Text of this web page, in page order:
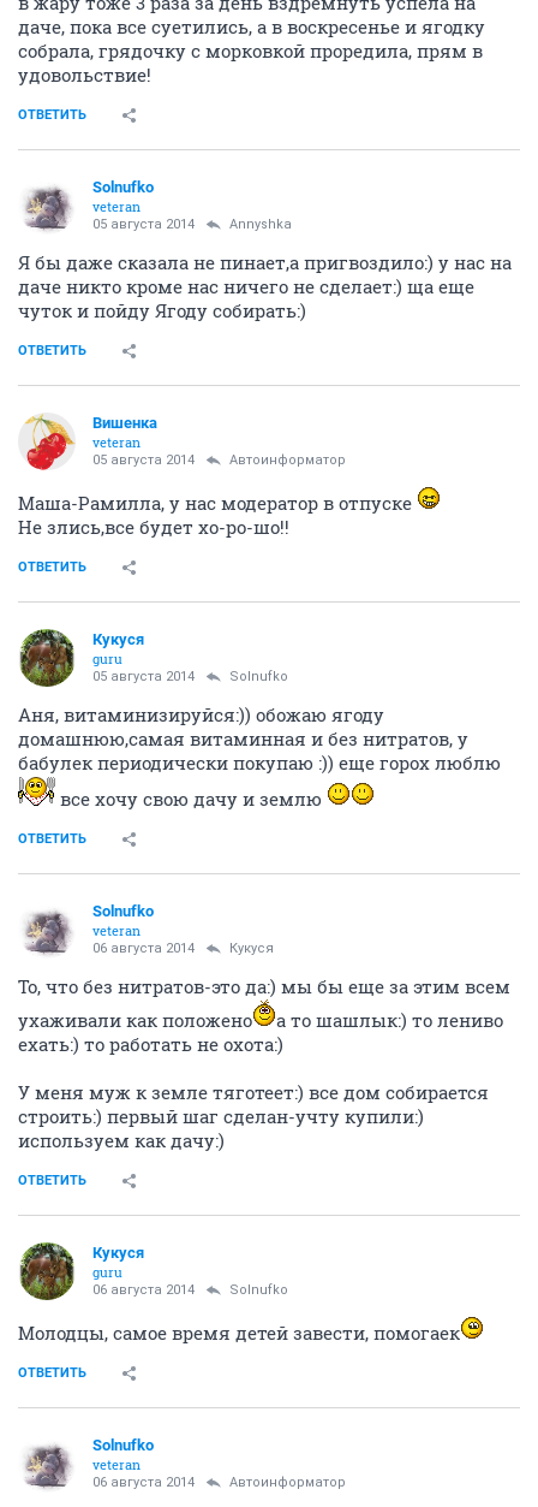
даче, пока все суетились, а в воскресенье и ягодку
собрала, грядочку с морковкой проредила, прям в
удовольствие!
ОТВЕТИТЬ
Solnufko
veteran
05 августа 2014 Annyshka
Я бы даже сказала не пинает,а пригвоздило:) у нас на
даче никто кроме нас ничего не сделает:) ща еще
чуток и пойду Ягоду собирать:)
ОТВЕТИТЬ
Вишенка
veteran
05 августа 2014 Автоинформатор
Маша-Рамилла, у нас модератор в отпуске
Не злись,все будет хо-ро-шо!!
ОТВЕТИТЬ
Кукуся
guru
05 августа 2014 Solnufko
Аня, витаминизируйся:)) обожаю ягоду
домашнюю,самая витаминная и без нитратов, у
бабулек периодически покупаю :)) еще горох люблю
все хочу свою дачу и землю
ОТВЕТИТЬ
Solnufko
veteran
06 августа 2014 Кукуся
То, что без нитратов-это да:) мы бы еще за этим всем
ухаживали как положено
а то шашлык:) то лениво
ехать:) то работать не охота:)
У меня муж к земле тяготеет:) все дом собирается
строить:) первый шаг сделан-учту купили:)
используем как дачу:)
ОТВЕТИТЬ
Кукуся
guru
06 августа 2014 Solnufko
Молодцы, самое время детей завести, помогаек
ОТВЕТИТЬ
Solnufko
veteran
06 августа 2014 Автоинформатор